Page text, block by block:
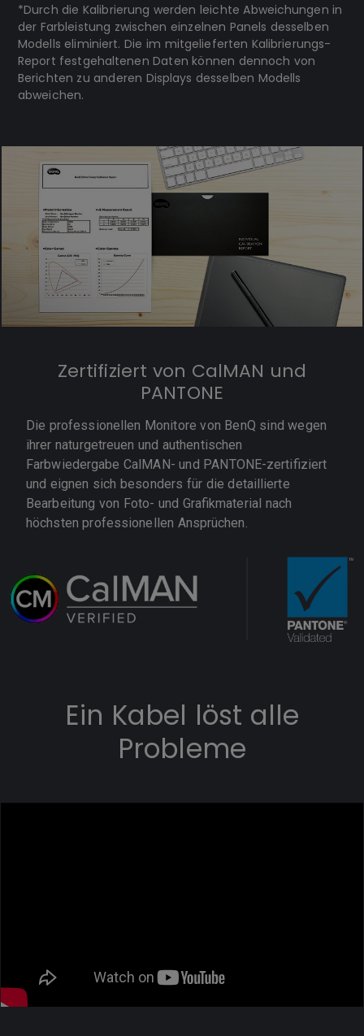
*Durch die Kalibrierung werden leichte Abweichungen in
der Farbleistung zwischen einzelnen Panels desselben
Modells eliminiert. Die im mitgelieferten Kalibrierungs-
Report festgehaltenen Daten können dennoch von
Berichten zu anderen Displays desselben Modells
abweichen.
Zertifiziert von CalMAN und
PANTONE
Die professionellen Monitore von BenQ sind wegen
ihrer naturgetreuen und authentischen
Farbwiedergabe CalMAN- und PANTONE-zertifiziert
und eignen sich besonders für die detaillierte
Bearbeitung von Foto- und Grafikmaterial nach
höchsten professionellen Ansprüchen.
Ein Kabel löst alle
Probleme